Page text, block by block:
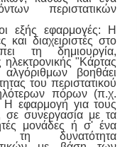
περιστατικών
εξής εφαρμογές: Η
διαχειριστές στο
τη δημιουργία,
"Κάρτας
βοηθάει
του περιστατικού
πόρων (π.χ.
εφαρμογή για τους
συνεργασία με τα
μονάδες ή σ' ένα
τη δυνατότητα